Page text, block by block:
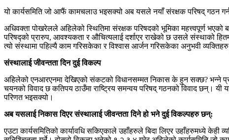
यो कार्यसमिति जो आफैं कामचलाउ भइसक्यो अब यसले नयाँ संरक्षक परिषद् गठन
अधिवक्ता पोखरेलले अहिलेको स्थितिमा संरक्षक परिषदको भूमिका महत्त्वपूर्ण
परिषद्को प्रारुप, आवश्यकता र औचित्यलाई दर्शाएर राखेको छ उसले संस्थाको
त्यो संस्थामा पहिल्यै काम गरिसकेका र विश्वास आर्जन गरिसकेका अनुभवी
संस्थालाई जीवन्तता दिन दुई विकल्प
अहिलेको एनआरएनमा देखिएको संकटको विधानसम्मत निकास के हुन सक्छ? भन्ने
चयनको विवाद छ कतिपय ठाउँमा राष्ट्रिय समन्वय परिषद् गठनको विवाद छन्। यी
परिणत भइसक्यो।
अब यसलाई निकास दिएर संस्थालाई जीवन्तता दिने हो भने दुई विकल्पहरु छन्:
एउटा कार्यसमितिको कार्यावधि सकिएकाले उहाँहरुले बिदा लिएर उहाँहरुमध्ये केही